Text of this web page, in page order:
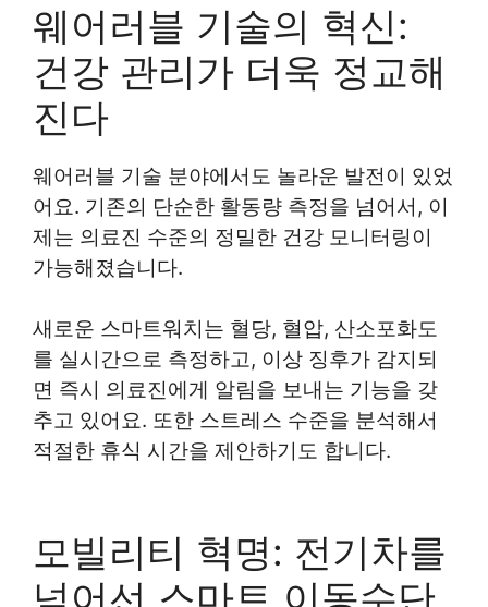
웨어러블 기술의 혁신:
건강 관리가 더욱 정교해
진다
웨어러블 기술 분야에서도 놀라운 발전이 있었
어요. 기존의 단순한 활동량 측정을 넘어서, 이
제는 의료진 수준의 정밀한 건강 모니터링이
가능해졌습니다.
새로운 스마트워치는 혈당, 혈압, 산소포화도
를 실시간으로 측정하고, 이상 징후가 감지되
면 즉시 의료진에게 알림을 보내는 기능을 갖
추고 있어요. 또한 스트레스 수준을 분석해서
적절한 휴식 시간을 제안하기도 합니다.
모빌리티 혁명: 전기차를
넘어선 스마트 이동수단